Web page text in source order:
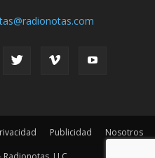
Publicidad
Nosotros